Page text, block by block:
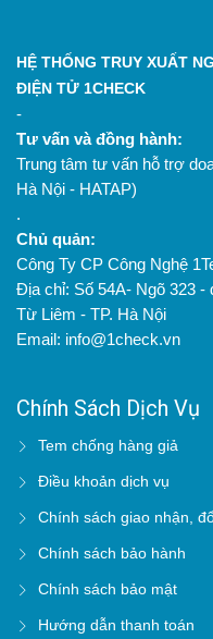
HỆ THỐNG TRUY XUẤT
ĐIỆN TỬ 1CHECK
-
Tư vấn và đồng hành:
Trung tâm tư vấn hỗ trợ
Hà Nội - HATAP)
.
Chủ quản:
Công Ty CP Công Nghệ
Địa chỉ: Số 54A- Ngõ 323
Từ Liêm - TP. Hà Nội
Email: info@1check.vn
Chính Sách Dịch Vụ
Tem chống hàng giả
Điều khoản dịch vụ
Chính sách giao nhận,
Chính sách bảo hành
Chính sách bảo mật
Hướng dẫn thanh toán